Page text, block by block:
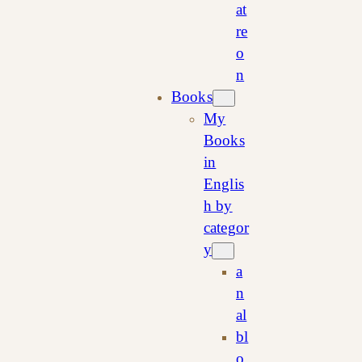
at
re
o
n
Books
My
Books
in
Englis
h by
categor
y
a
n
al
bl
o